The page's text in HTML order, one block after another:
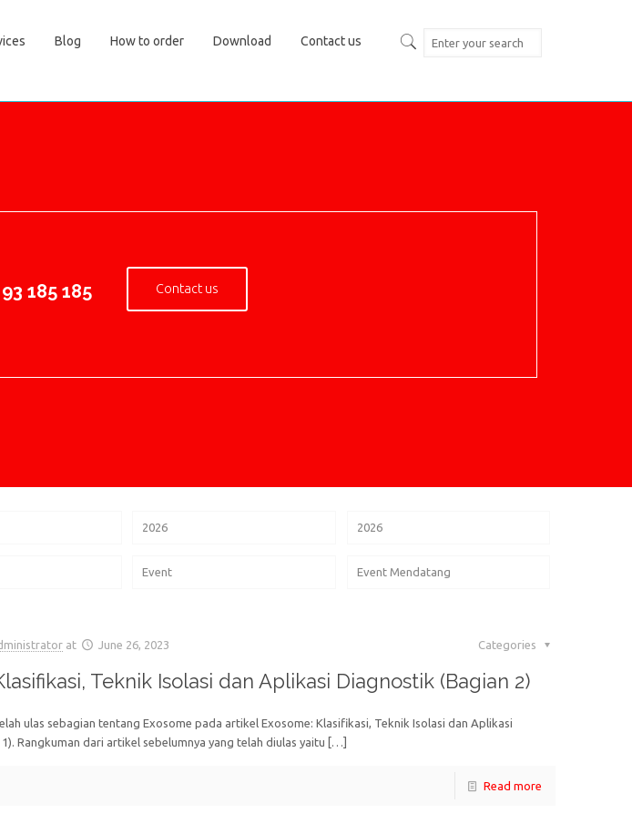
Blog How to order Download Contact us
185 185 Contact us
2026 2026
Event Event Mendatang
at June 26, 2023 Categories
Teknik Isolasi dan Aplikasi Diagnostik (Bagian 2)
ulas sebagian tentang Exosome pada artikel Exosome: Klasifikasi, Teknik Isolasi dan Aplikasi
Rangkuman dari artikel sebelumnya yang telah diulas yaitu […]
Read more